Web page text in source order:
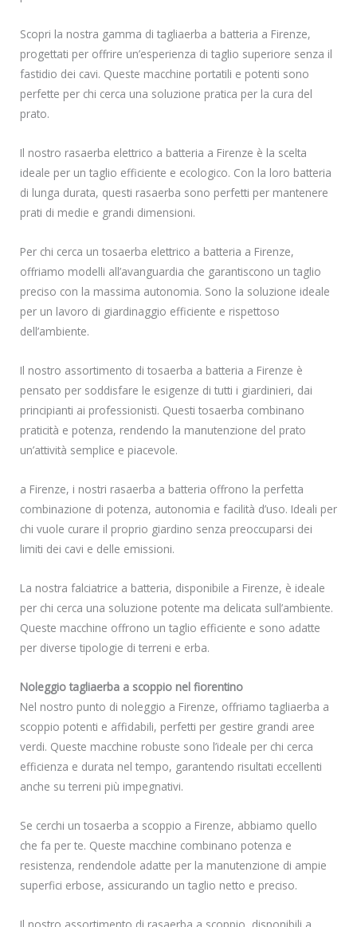
Scopri la nostra gamma di tagliaerba a batteria a Firenze,
progettati per offrire un’esperienza di taglio superiore senza il
fastidio dei cavi. Queste macchine portatili e potenti sono
perfette per chi cerca una soluzione pratica per la cura del
prato.
Il nostro rasaerba elettrico a batteria a Firenze è la scelta
ideale per un taglio efficiente e ecologico. Con la loro batteria
di lunga durata, questi rasaerba sono perfetti per mantenere
prati di medie e grandi dimensioni.
Per chi cerca un tosaerba elettrico a batteria a Firenze,
offriamo modelli all’avanguardia che garantiscono un taglio
preciso con la massima autonomia. Sono la soluzione ideale
per un lavoro di giardinaggio efficiente e rispettoso
dell’ambiente.
Il nostro assortimento di tosaerba a batteria a Firenze è
pensato per soddisfare le esigenze di tutti i giardinieri, dai
principianti ai professionisti. Questi tosaerba combinano
praticità e potenza, rendendo la manutenzione del prato
un’attività semplice e piacevole.
a Firenze, i nostri rasaerba a batteria offrono la perfetta
combinazione di potenza, autonomia e facilità d’uso. Ideali per
chi vuole curare il proprio giardino senza preoccuparsi dei
limiti dei cavi e delle emissioni.
La nostra falciatrice a batteria, disponibile a Firenze, è ideale
per chi cerca una soluzione potente ma delicata sull’ambiente.
Queste macchine offrono un taglio efficiente e sono adatte
per diverse tipologie di terreni e erba.
Noleggio tagliaerba a scoppio nel fiorentino
Nel nostro punto di noleggio a Firenze, offriamo tagliaerba a
scoppio potenti e affidabili, perfetti per gestire grandi aree
verdi. Queste macchine robuste sono l’ideale per chi cerca
efficienza e durata nel tempo, garantendo risultati eccellenti
anche su terreni più impegnativi.
Se cerchi un tosaerba a scoppio a Firenze, abbiamo quello
che fa per te. Queste macchine combinano potenza e
resistenza, rendendole adatte per la manutenzione di ampie
superfici erbose, assicurando un taglio netto e preciso.
Il nostro assortimento di rasaerba a scoppio, disponibili a